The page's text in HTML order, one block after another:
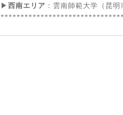
▶ 西南エリア ：雲南師範大学（昆明